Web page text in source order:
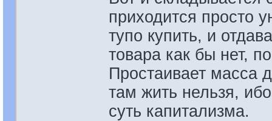
приходится просто
тупо купить, и
товара как бы нет,
Простаивает масса
там жить нельзя,
суть капитализма.